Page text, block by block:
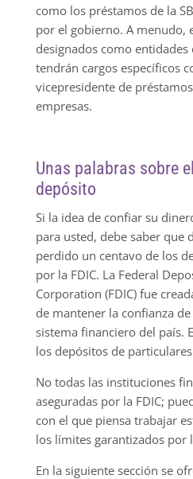
como los préstamos de la
por el gobierno. A menudo,
designados como entidades
tendrán cargos específicos
vicepresidente de
empresas.
Unas palabras sobre
depósito
Si la idea de confiar su
para usted, debe saber que
perdido un centavo de los
por la FDIC. La Federal
Corporation (FDIC) fue
de mantener la confianza
sistema financiero del país.
los depósitos de
No todas las instituciones
aseguradas por la FDIC;
con el que piensa trabajar
los límites garantizados por
En la siguiente sección se